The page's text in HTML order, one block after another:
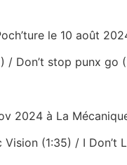
le 10 août
/ Don’t stop punx
2024 à La
(1:35) / I